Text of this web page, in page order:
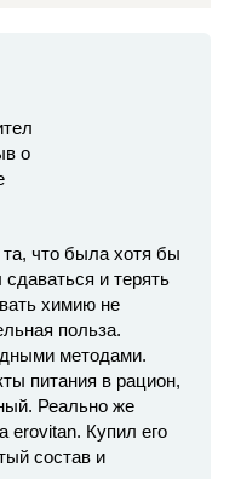
что была хотя бы
и терять
химию не
польза.
методами.
питания в рацион,
Реально же
erovitan. Купил его
состав и